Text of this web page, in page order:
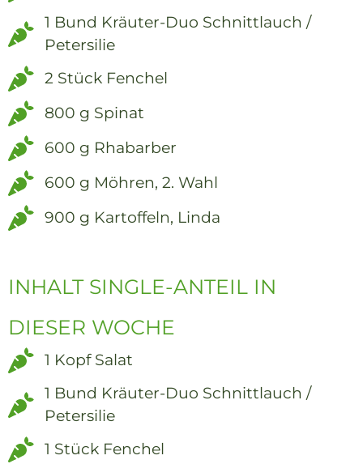
1 Bund Kräuter-Duo Schnittlauch /
Petersilie
2 Stück Fenchel
800 g Spinat
600 g Rhabarber
600 g Möhren, 2. Wahl
900 g Kartoffeln, Linda
INHALT SINGLE-ANTEIL IN
DIESER WOCHE
1 Kopf Salat
1 Bund Kräuter-Duo Schnittlauch /
Petersilie
1 Stück Fenchel